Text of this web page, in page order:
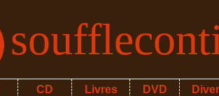
CD Livres DVD